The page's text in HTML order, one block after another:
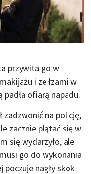
przywita go w
i ze łzami w
padła ofiarą napadu.
zadzwonić na policję,
zacznie plątać się w
się wydarzyło, ale
go do wykonania
poczuje nagły skok